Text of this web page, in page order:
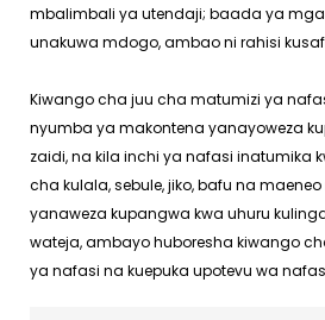
mbalimbali ya utendaji; baada ya
unakuwa mdogo, ambao ni rahisi
Kiwango cha juu cha matumizi ya
nyumba ya makontena yanayoweza
zaidi, na kila inchi ya nafasi inatumika
cha kulala, sebule, jiko, bafu na
yanaweza kupangwa kwa uhuru
wateja, ambayo huboresha kiwango
ya nafasi na kuepuka upotevu wa